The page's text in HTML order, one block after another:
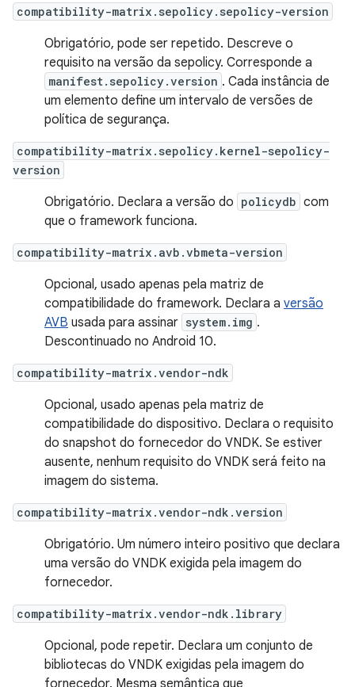
compatibility-matrix.sepolicy.sepolicy-version
Obrigatório, pode ser repetido. Descreve o
requisito na versão da sepolicy. Corresponde a
manifest.sepolicy.version . Cada instância de
um elemento define um intervalo de versões de
política de segurança.
compatibility-matrix.sepolicy.kernel-sepolicy-
version
Obrigatório. Declara a versão do policydb com
que o framework funciona.
compatibility-matrix.avb.vbmeta-version
Opcional, usado apenas pela matriz de
compatibilidade do framework. Declara a versão
AVB usada para assinar system.img .
Descontinuado no Android 10.
compatibility-matrix.vendor-ndk
Opcional, usado apenas pela matriz de
compatibilidade do dispositivo. Declara o requisito
do snapshot do fornecedor do VNDK. Se estiver
ausente, nenhum requisito do VNDK será feito na
imagem do sistema.
compatibility-matrix.vendor-ndk.version
Obrigatório. Um número inteiro positivo que declara
uma versão do VNDK exigida pela imagem do
fornecedor.
compatibility-matrix.vendor-ndk.library
Opcional, pode repetir. Declara um conjunto de
bibliotecas do VNDK exigidas pela imagem do